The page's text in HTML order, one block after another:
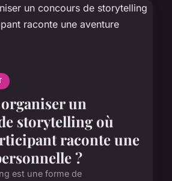
un
storytelling où
raconte une
?
est une forme de